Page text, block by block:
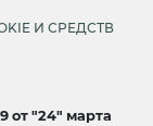
И СРЕДСТВ
от "24" марта